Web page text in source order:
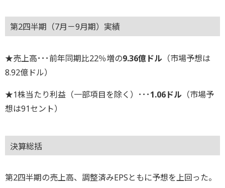
第2四半期（7月－9月期）実績
★売上高･･･前年同期比22％増の9.36億ドル （市場予想は
8.92億ドル）
★1株当たり利益（一部項目を除く）･･･1.06ドル （市場予
想は91セント）
決算総括
第2四半期の売上高、調整済みEPSともに予想を上回った。